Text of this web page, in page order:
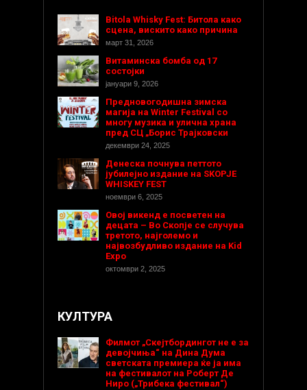
Bitola Whisky Fest: Битола како
сцена, вискито како причина
март 31, 2026
Витаминска бомба од 17
состојки
јануари 9, 2026
Предновогодишнa зимска
магија на Winter Festival со
многу музика и улична храна
пред СЦ „Борис Трајковски
декември 24, 2025
Денеска почнува петтото
јубилејно издание на SKOPJE
WHISKEY FEST
ноември 6, 2025
Овој викенд е посветен на
децата – Во Скопје се случува
третото, најголемо и
највозбудливо издание на Kid
Expo
октомври 2, 2025
КУЛТУРА
Филмот „Скејтбордингот не е за
девојчиња“ на Дина Дума
светската премиера ќе ја има
на фестивалот на Роберт Де
Ниро („Трибека фестивал“)